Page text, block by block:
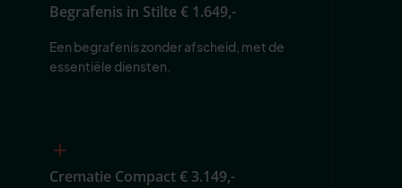
Begrafenis in Stilte€ 1.649,-
Een begrafenis zonder afscheid, met de
essentiële diensten.
Crematie Compact€ 3.149,-